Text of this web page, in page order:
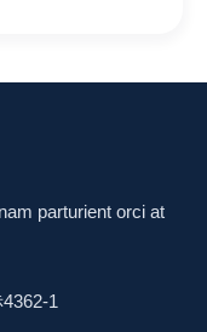
parturient orci at
1